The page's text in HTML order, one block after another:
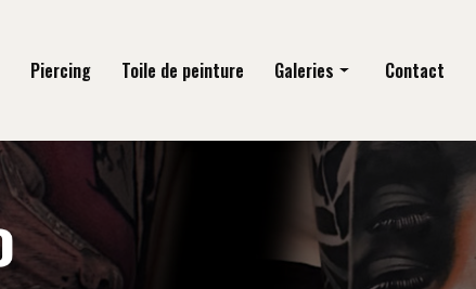
Piercing Toile de peinture Galeries
Tatouage
Piercing
Toile de peinture
Contact